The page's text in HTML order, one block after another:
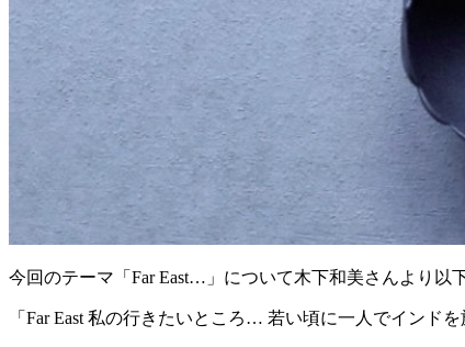
今回のテーマ「Far East…」について木下和美さんより以
「Far East 私の行きたいところ… 若い頃に一人でイン